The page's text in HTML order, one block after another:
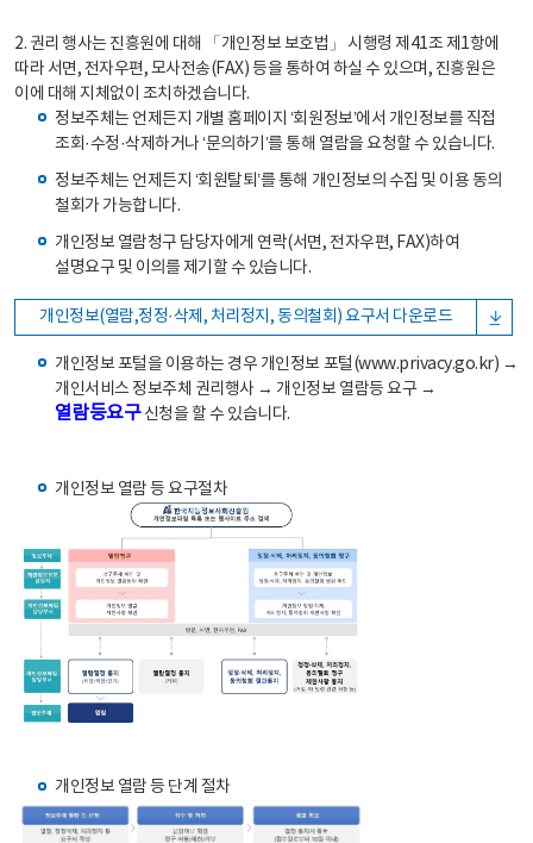
2. 권리 행사는 진흥원에 대해 「개인정보 보호법」 시행령 제41조 제1항에
따라 서면, 전자우편, 모사전송(FAX) 등을 통하여 하실 수 있으며, 진흥원은
이에 대해 지체없이 조치하겠습니다.
정보주체는 언제든지 개별 홈페이지 ‘회원정보’에서 개인정보를 직접
조회·수정·삭제하거나 ‘문의하기’를 통해 열람을 요청할 수 있습니다.
정보주체는 언제든지 ‘회원탈퇴’를 통해 개인정보의 수집 및 이용 동의
철회가 가능합니다.
개인정보 열람청구 담당자에게 연락(서면, 전자우편, FAX)하여
설명요구 및 이의를 제기할 수 있습니다.
개인정보(열람,정정·삭제, 처리정지, 동의철회) 요구서 다운로드
개인정보 포털을 이용하는 경우 개인정보 포털(www.privacy.go.kr) →
개인서비스 정보주체 권리행사 → 개인정보 열람등 요구 →
열람등요구신청을 할 수 있습니다.
개인정보 열람 등 요구절차
개인정보 열람 등 단계 절차